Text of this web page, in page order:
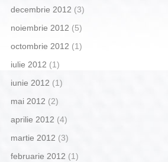
decembrie 2012 (3)
noiembrie 2012 (5)
octombrie 2012 (1)
iulie 2012 (1)
iunie 2012 (1)
mai 2012 (2)
aprilie 2012 (4)
martie 2012 (3)
februarie 2012 (1)